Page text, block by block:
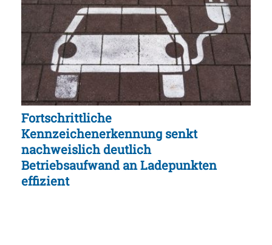
Fortschrittliche
Kennzeichenerkennung senkt
nachweislich deutlich
Betriebsaufwand an Ladepunkten
effizient